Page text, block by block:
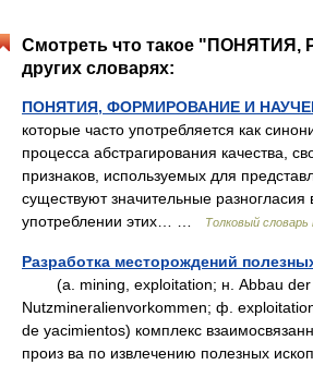
Смотреть что такое
других словарях:
ПОНЯТИЯ, ФОРМИРОВАНИЕ И
которые часто употребляется как
процесса абстрагирования качества,
признаков, используемых для
существуют значительные разногласия
употреблении этих… …
Толковый словарь
Разработка месторождений
(a. mining, exploitation; н. Abbau der
Nutzmineralienvorkommen; ф.
de yacimientos) комплекс
произ ва по извлечению полезных